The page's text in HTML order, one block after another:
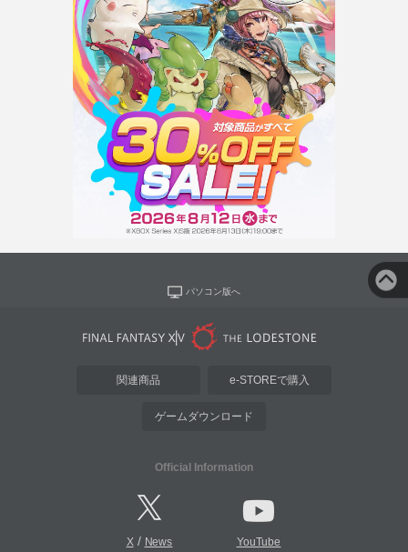
パソコン版へ
関連商品 e-STOREで購入
ゲームダウンロード
Official Information
X/ News YouTube